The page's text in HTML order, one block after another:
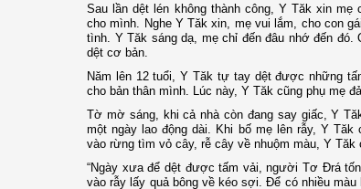
Sau lần dệt lén không thành công, Y Tăk xin
cho mình. Nghe Y Tăk xin, mẹ vui lắm, cho con
tình. Y Tăk sáng dạ, mẹ chỉ đến đâu nhớ đến
dệt cơ bản.
Năm lên 12 tuổi, Y Tăk tự tay dệt được những
cho bản thân mình. Lúc này, Y Tăk cũng phụ mẹ
Tờ mờ sáng, khi cả nhà còn đang say giấc, Y
một ngày lao động dài. Khi bố mẹ lên rẫy, Y
vào rừng tìm vỏ cây, rễ cây về nhuộm màu, Y Tăk
“Ngày xưa để dệt được tấm vải, người Tơ Đrá
vào rẫy lấy quả bông về kéo sợi. Để có nhiều